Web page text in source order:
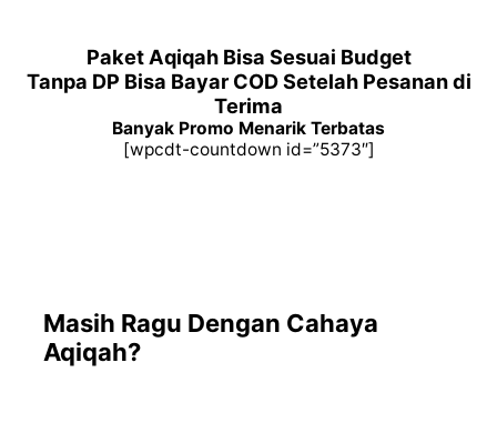
Paket Aqiqah Bisa Sesuai Budget
Tanpa DP Bisa Bayar COD Setelah Pesanan di
Terima
Banyak Promo Menarik Terbatas
[wpcdt-countdown id=”5373″]
Masih Ragu Dengan Cahaya
Aqiqah?